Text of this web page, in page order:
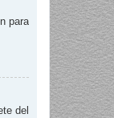
para
del